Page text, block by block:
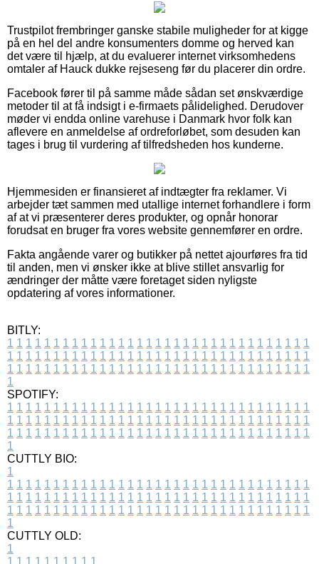
Trustpilot frembringer ganske stabile muligheder for at kigge
på en hel del andre konsumenters domme og herved kan
det være til hjælp, at du evaluerer internet virksomhedens
omtaler af Hauck dukke rejseseng før du placerer din ordre.
Facebook fører til på samme måde sådan set ønskværdige
metoder til at få indsigt i e-firmaets pålidelighed. Derudover
møder vi endda online varehuse i Danmark hvor folk kan
aflevere en anmeldelse af ordreforløbet, som desuden kan
tages i brug til vurdering af tilfredsheden hos kunderne.
Hjemmesiden er finansieret af indtægter fra reklamer. Vi
arbejder tæt sammen med utallige internet forhandlere i form
af at vi præsenterer deres produkter, og opnår honorar
forudsat en bruger fra vores website gennemfører en ordre.
Fakta angående varer og butikker på nettet ajourføres fra tid
til anden, men vi ønsker ikke at blive stillet ansvarlig for
ændringer der måtte være foretaget siden nyligste
opdatering af vores informationer.
BITLY:
1 1 1 1 1 1 1 1 1 1 1 1 1 1 1 1 1 1 1 1 1 1 1 1 1 1 1 1 1 1 1 1 1
1 1 1 1 1 1 1 1 1 1 1 1 1 1 1 1 1 1 1 1 1 1 1 1 1 1 1 1 1 1 1 1 1
1 1 1 1 1 1 1 1 1 1 1 1 1 1 1 1 1 1 1 1 1 1 1 1 1 1 1 1 1 1 1 1 1
1
SPOTIFY:
1 1 1 1 1 1 1 1 1 1 1 1 1 1 1 1 1 1 1 1 1 1 1 1 1 1 1 1 1 1 1 1 1
1 1 1 1 1 1 1 1 1 1 1 1 1 1 1 1 1 1 1 1 1 1 1 1 1 1 1 1 1 1 1 1 1
1 1 1 1 1 1 1 1 1 1 1 1 1 1 1 1 1 1 1 1 1 1 1 1 1 1 1 1 1 1 1 1 1
1
CUTTLY BIO:
1
1 1 1 1 1 1 1 1 1 1 1 1 1 1 1 1 1 1 1 1 1 1 1 1 1 1 1 1 1 1 1 1 1
1 1 1 1 1 1 1 1 1 1 1 1 1 1 1 1 1 1 1 1 1 1 1 1 1 1 1 1 1 1 1 1 1
1 1 1 1 1 1 1 1 1 1 1 1 1 1 1 1 1 1 1 1 1 1 1 1 1 1 1 1 1 1 1 1 1
1
CUTTLY OLD:
1
1 1 1 1 1 1 1 1 1 1